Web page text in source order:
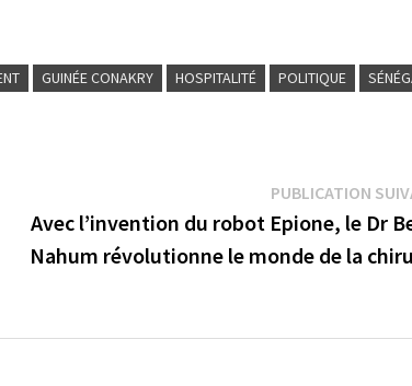
GUINÉE CONAKRY HOSPITALITÉ POLITIQUE
PUBLICATION
Avec l’invention du robot Epione, le Dr
Nahum révolutionne le monde de la